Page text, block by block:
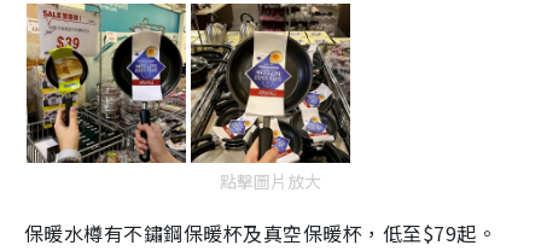
點擊圖片放大
保暖水樽有不鏽鋼保暖杯及真空保暖杯，低至$79起。